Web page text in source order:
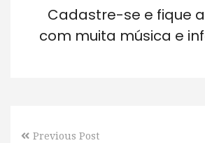
Cadastre-se e fique
com muita música e
Previous Post